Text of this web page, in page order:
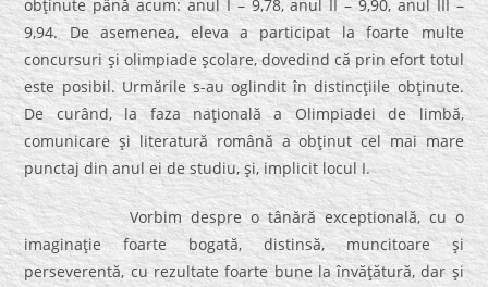
obţinute până acum: anul I – 9,78, anul II – 9,90, anul III –
9,94. De asemenea, eleva a participat la foarte multe
concursuri şi olimpiade şcolare, dovedind că prin efort totul
este posibil. Urmările s-au oglindit în distincţiile obţinute.
De curând, la faza naţională a Olimpiadei de limbă,
comunicare şi literatură română a obţinut cel mai mare
punctaj din anul ei de studiu, şi, implicit locul I.
Vorbim despre o tânără exceptională, cu o
imaginaţie foarte bogată, distinsă, muncitoare şi
perseverentă, cu rezultate foarte bune la învăţătură, dar şi